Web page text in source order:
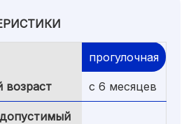
прогулочная
возраст с 6 месяцев